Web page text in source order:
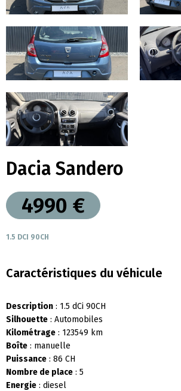
Dacia Sandero
4990 €
1.5 DCI 90CH
Caractéristiques du véhicule
Description : 1.5 dCi 90CH
Silhouette : Automobiles
Kilométrage : 123549 km
Boîte : manuelle
Puissance : 86 CH
Nombre de place : 5
Energie : diesel